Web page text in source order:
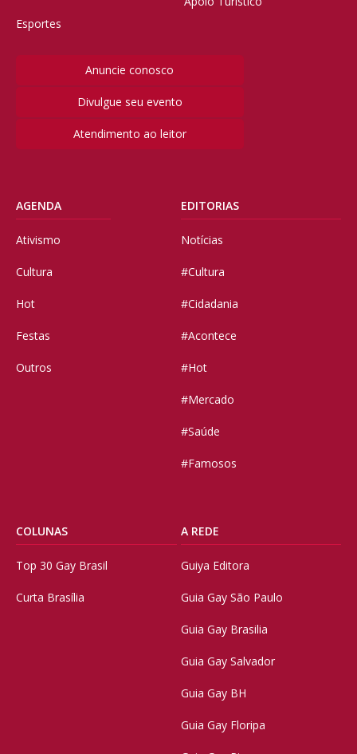
Esportes
Anuncie conosco
Divulgue seu evento
Atendimento ao leitor
AGENDA
Ativismo
Cultura
Hot
Festas
Outros
EDITORIAS
Notícias
#Cultura
#Cidadania
#Acontece
#Hot
#Mercado
#Saúde
#Famosos
COLUNAS
Top 30 Gay Brasil
Curta Brasília
A REDE
Guiya Editora
Guia Gay São Paulo
Guia Gay Brasilia
Guia Gay Salvador
Guia Gay BH
Guia Gay Floripa